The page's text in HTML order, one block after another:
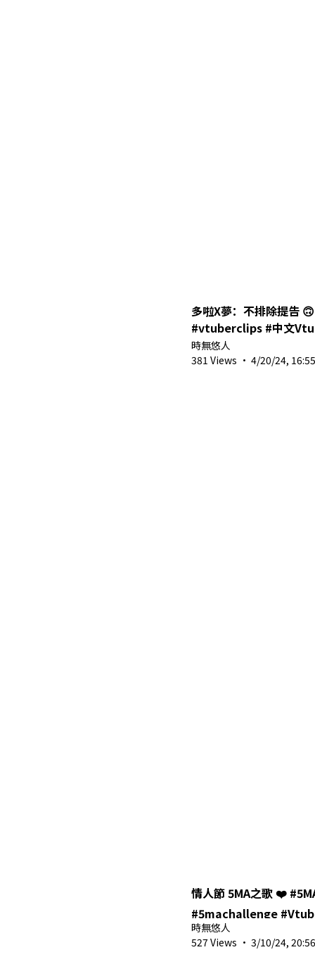
多啦X夢：不排除提告 🙃
#vtuberclips #中文
#minecraft
時無悠人
381 Views · 4/20/24, 16:55
情人節 5MA之歌 ❤️
#5machallenge
#shorts
時無悠人
527 Views · 3/10/24, 20:56